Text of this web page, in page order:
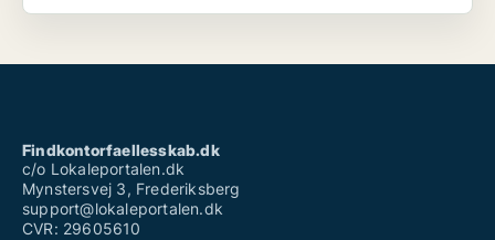
Findkontorfaellesskab.dk
c/o Lokaleportalen.dk
Mynstersvej 3, Frederiksberg
support@lokaleportalen.dk
CVR: 29605610